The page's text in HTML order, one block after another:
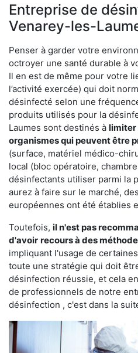
Entreprise de
Venarey-les-
Penser à garder votre
octroyer une santé durable à
Il en est de même pour votre
l’activité exercée) qui doit
désinfecté selon une
produits utilisés pour la
Laumes sont destinés à limiter
organismes qui peuvent être
(surface, matériel médico-
local (bloc opératoire,
désinfectants utiliser parmi la
aurez à faire sur le marché,
européennes ont été établies
Toutefois, il n'est pas
d'avoir recours à des
impliquant l'usage de
toute une stratégie qui doit
désinfection réussie, et cela
de professionnels de notre
désinfection , c'est dans la